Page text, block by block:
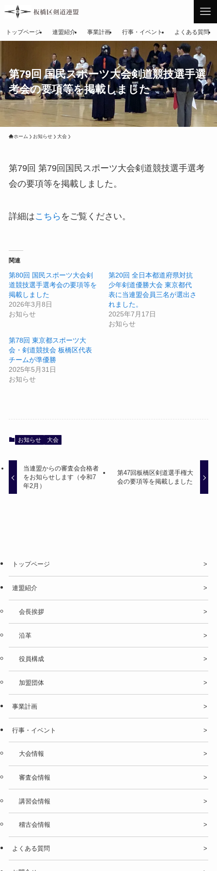
トップページ 連盟紹介 事業計画 行事・イベント よくある質問
第79回 国民スポーツ大会剣道競技選手選
考会の要項等を掲載しました
ホーム お知らせ 大会
第79回 第79回国民スポーツ大会剣道競技選手選考
会の要項等を掲載しました。
詳細はこちら をご覧ください。
関連
第80回 国民スポーツ大会剣
道競技選手選考会の要項等を
掲載しました
2026年3月8日
お知らせ
第20回 全日本都道府県対抗
少年剣道優勝大会 東京都代
表に当連盟会員三名が選出さ
れました。
2025年7月17日
お知らせ
第78回 東京都スポーツ大
会・剣道競技会 板橋区代表
チームが準優勝
2025年5月31日
お知らせ
お知らせ 大会
当連盟からの審査会合格者
をお知らせします（令和7
年2月）
第47回板橋区剣道選手権大
会の要項等を掲載しました
トップページ
連盟紹介
会長挨拶
沿革
役員構成
加盟団体
事業計画
行事・イベント
大会情報
審査会情報
講習会情報
稽古会情報
よくある質問